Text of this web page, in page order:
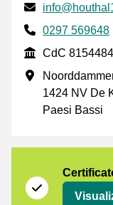
Mail
Phone number
0297 569648
CdC
CdC
Indirizzo
1424 NV De
Paesi Bassi